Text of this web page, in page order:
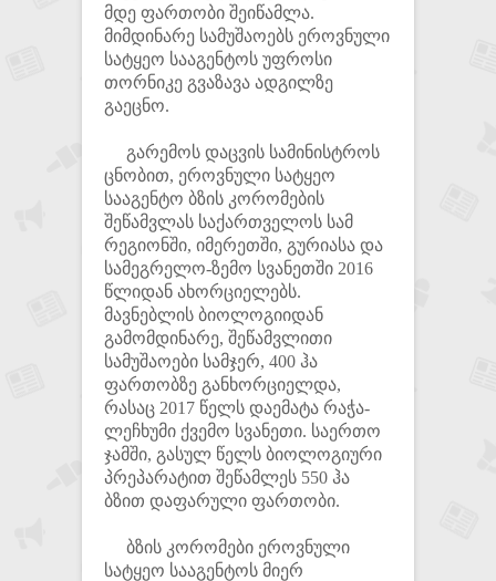
მდე ფართობი შეიწამლა.
მიმდინარე სამუშაოებს ეროვნული
სატყეო სააგენტოს უფროსი
თორნიკე გვაზავა ადგილზე
გაეცნო.
გარემოს დაცვის სამინისტროს
ცნობით, ეროვნული სატყეო
სააგენტო ბზის კორომების
შეწამვლას საქართველოს სამ
რეგიონში, იმერეთში, გურიასა და
სამეგრელო-ზემო სვანეთში 2016
წლიდან ახორციელებს.
მავნებლის ბიოლოგიიდან
გამომდინარე, შეწამვლითი
სამუშაოები სამჯერ, 400 ჰა
ფართობზე განხორციელდა,
რასაც 2017 წელს დაემატა რაჭა-
ლეჩხუმი ქვემო სვანეთი. საერთო
ჯამში, გასულ წელს ბიოლოგიური
პრეპარატით შეწამლეს 550 ჰა
ბზით დაფარული ფართობი.
ბზის კორომები ეროვნული
სატყეო სააგენტოს მიერ